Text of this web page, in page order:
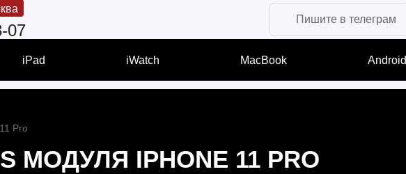
07
Пишите в телеграм
iPad iWatch MacBook Android
Pro
МОДУЛЯ IPHONE 11 PRO